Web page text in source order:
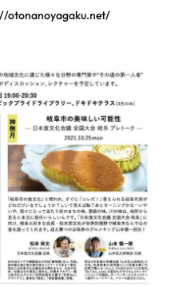
otonanoyagaku.net/